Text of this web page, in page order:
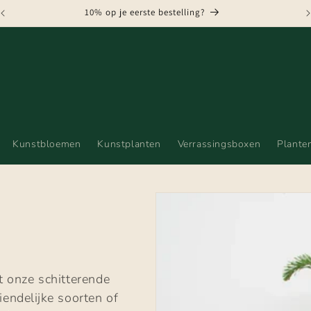
GRATIS VERZENDING VANAF € 75,-
Kunstbloemen Kunstplanten Verrassingsboxen
onze schitterende
soorten of